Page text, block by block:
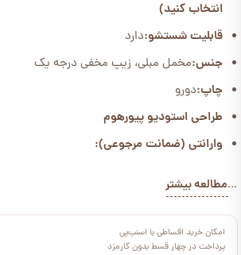
انتخاب کنید)
قابلیت شستشو:دارد
جنس:مخمل مبلی، زیپ مخفی درجه یک
چاپ:دورو
طراحی استودیو پیورهوم
وارانتی (ضمانت مرجوعی):
...مطالعه بیشتر
امکان خرید اقساطی با اسنپ‌پی
پرداخت در چهار قسط بدون کارمزد